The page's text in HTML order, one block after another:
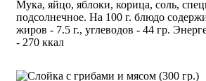
Мука, яйцо, яблоки, корица, соль,
подсолнечное. На 100 г. блюдо
жиров - 7.5 г., углеводов - 44 гр.
- 270 ккал